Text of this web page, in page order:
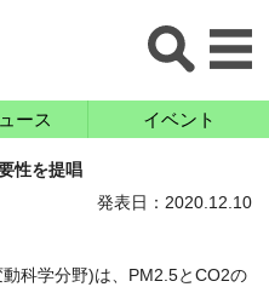
ース イベント
性を提唱
発表日：2020.12.10
科学分野)は、PM2.5とCO2の